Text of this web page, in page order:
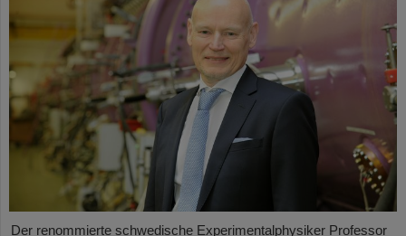
Der renommierte schwedische Experimentalphysiker Professor